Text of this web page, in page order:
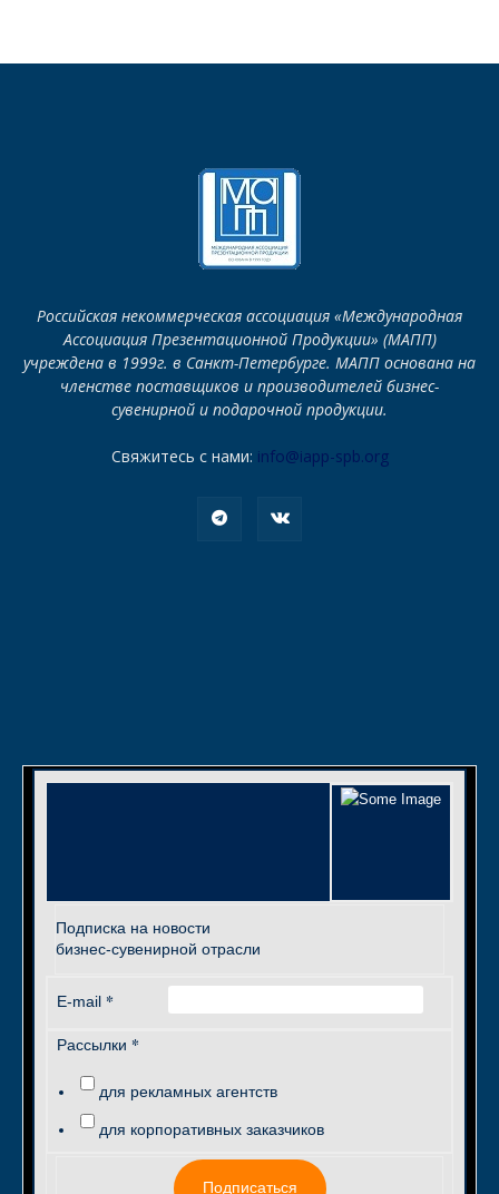
Российская некоммерческая ассоциация «Международная
Ассоциация Презентационной Продукции» (МАПП)
учреждена в 1999г. в Санкт-Петербурге. МАПП основана на
членстве поставщиков и производителей бизнес-
сувенирной и подарочной продукции.
Свяжитесь с нами: info@iapp-spb.org
Подписка на новости
бизнес-сувенирной отрасли
E-mail *
Рассылки *
для рекламных агентств
для корпоративных заказчиков
Подписаться